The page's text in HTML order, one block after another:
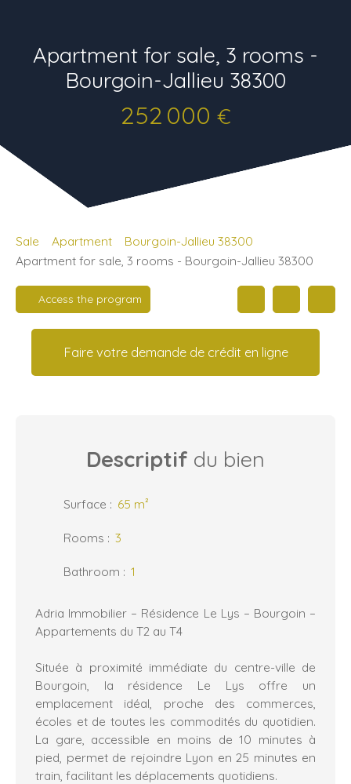
Apartment for sale, 3 rooms -
Bourgoin-Jallieu 38300
252 000 €
Sale Apartment
Bourgoin-Jallieu 38300
Apartment for sale, 3 rooms - Bourgoin-Jallieu 38300
Access the program
Faire votre demande de crédit en ligne
Descriptif du bien
Surface : 65 m²
Rooms : 3
Bathroom : 1
Adria Immobilier – Résidence Le Lys – Bourgoin –
Appartements du T2 au T4
Située à proximité immédiate du centre-ville de
Bourgoin, la résidence Le Lys offre un
emplacement idéal, proche des commerces,
écoles et de toutes les commodités du quotidien.
La gare, accessible en moins de 10 minutes à
pied, permet de rejoindre Lyon en 25 minutes en
train, facilitant les déplacements quotidiens.